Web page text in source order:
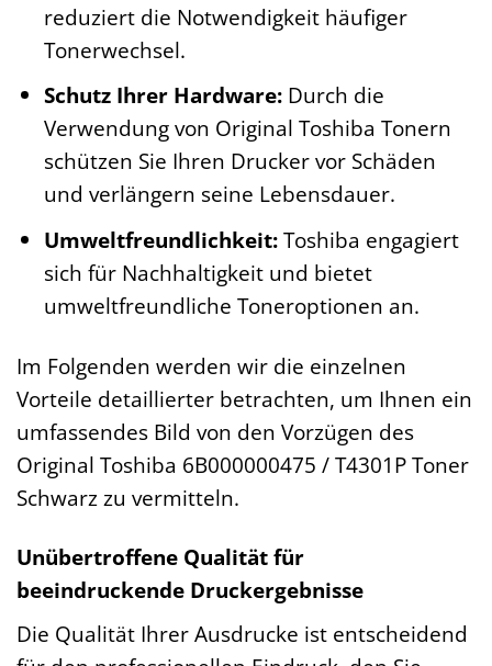
reduziert die Notwendigkeit häufiger
Tonerwechsel.
Schutz Ihrer Hardware:Durch die
Verwendung von Original Toshiba Tonern
schützen Sie Ihren Drucker vor Schäden
und verlängern seine Lebensdauer.
Umweltfreundlichkeit:Toshiba engagiert
sich für Nachhaltigkeit und bietet
umweltfreundliche Toneroptionen an.
Im Folgenden werden wir die einzelnen
Vorteile detaillierter betrachten, um Ihnen ein
umfassendes Bild von den Vorzügen des
Original Toshiba 6B000000475 / T4301P Toner
Schwarz zu vermitteln.
Unübertroffene Qualität für
beeindruckende Druckergebnisse
Die Qualität Ihrer Ausdrucke ist entscheidend